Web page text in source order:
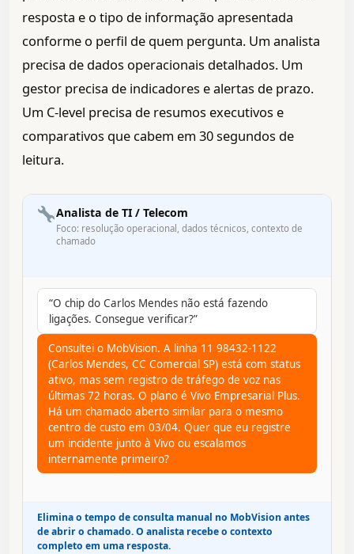
resposta e o tipo de informação apresentada
conforme o perfil de quem pergunta. Um analista
precisa de dados operacionais detalhados. Um
gestor precisa de indicadores e alertas de prazo.
Um C-level precisa de resumos executivos e
comparativos que cabem em 30 segundos de
leitura.
Analista de TI / Telecom
Foco: resolução operacional, dados técnicos, contexto de
chamado
“O chip do Carlos Mendes não está fazendo
ligações. Consegue verificar?”
Consultei o MobVision. A linha 11 98432-1122
(Carlos Mendes, CC Comercial SP) está com status
ativo, mas sem registro de tráfego de voz nas
últimas 72 horas. O plano é Vivo Empresarial Plus.
Há um chamado aberto similar para o mesmo
centro de custo em 03/04. Quer que eu registre
um incidente junto à Vivo ou escalamos
internamente primeiro?
Elimina o tempo de consulta manual no MobVision antes
de abrir o chamado. O analista recebe o contexto
completo em uma resposta.